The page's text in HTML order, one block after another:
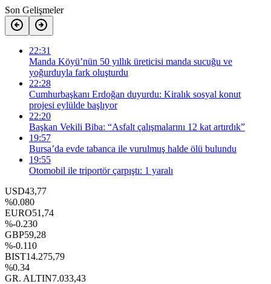
Son Gelişmeler
22:31
Manda Köyü’nün 50 yıllık üreticisi manda sucuğu ve
yoğurduyla fark oluşturdu
22:28
Cumhurbaşkanı Erdoğan duyurdu: Kiralık sosyal konut
projesi eylülde başlıyor
22:20
Başkan Vekili Biba: “Asfalt çalışmalarını 12 kat artırdık”
19:57
Bursa’da evde tabanca ile vurulmuş halde ölü bulundu
19:55
Otomobil ile triportör çarpıştı: 1 yaralı
USD43,77
%0.080
EURO51,74
%-0.230
GBP59,28
%-0.110
BIST14.275,79
%0.34
GR. ALTIN7.033,43